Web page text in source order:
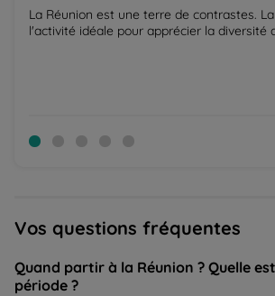
La Réunion est une terre de contrastes.
l'activité idéale pour apprécier la diversité
Vos questions fréquentes
Quand partir à la Réunion ? Quelle
période ?